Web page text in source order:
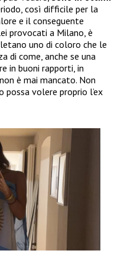
così difficile per la
e il conseguente
provocati a Milano, è
uno di coloro che le
di come, anche se una
in buoni rapporti, in
è mai mancato. Non
possa volere proprio l’ex